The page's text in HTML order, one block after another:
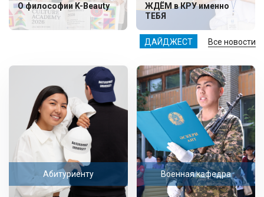
ДАЙДЖЕСТ Все новости
О философии K-Beauty
ЖДЁМ в КРУ именно
ТЕБЯ
Абитуриенту Военная кафедра